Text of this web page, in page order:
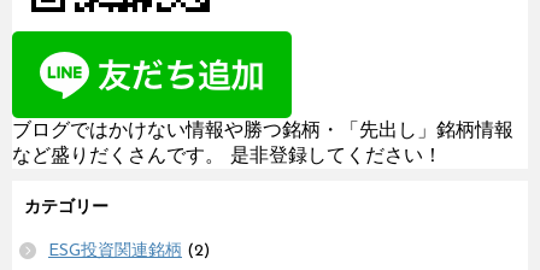
ブログではかけない情報や勝つ銘柄・「先出し」銘柄情報
など盛りだくさんです。 是非登録してください！
カテゴリー
ESG投資関連銘柄 (2)